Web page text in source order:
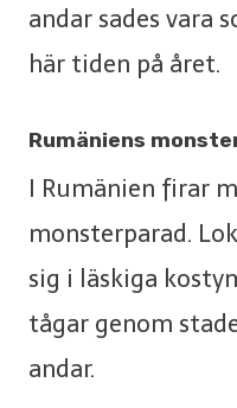
andar sades vara
här tiden på året.
Rumäniens
I Rumänien firar
monsterparad.
sig i läskiga
tågar genom
andar.